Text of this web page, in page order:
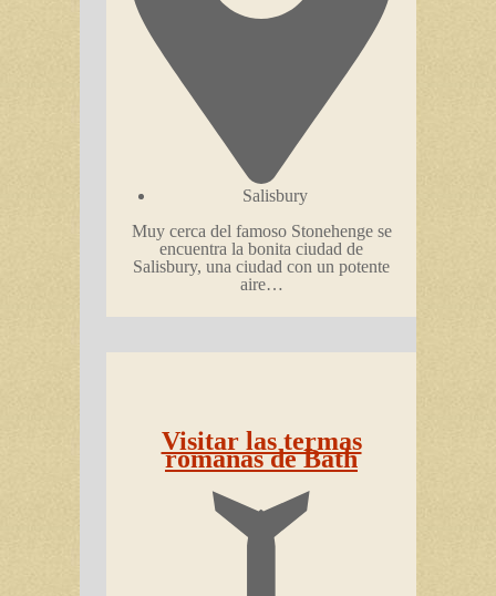
Salisbury
Muy cerca del famoso Stonehenge se
encuentra la bonita ciudad de
Salisbury, una ciudad con un potente
aire…
Visitar las termas
romanas de Bath